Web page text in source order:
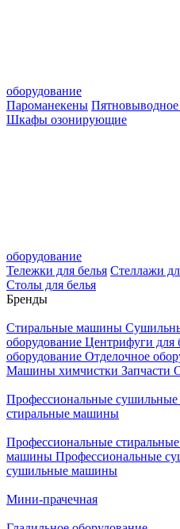
оборудование
Пароманекены Пятновыводное
Шкафы озонирующие
оборудование
Тележки для белья Стеллажи
Столы для белья
Бренды
Стиральные машины
оборудование Центрифуги для
оборудование Отделочное
Машины химчистки Запчасти
Профессиональные
стиральные машины
Профессиональные
машины Профессиональные
сушильные машины
Мини-прачечная